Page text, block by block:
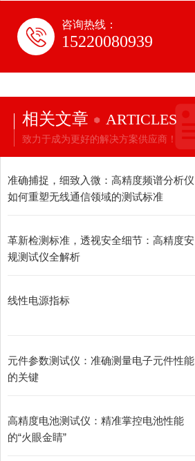
咨询热线：
15220080939
相关文章 ARTICLES
致力于成为更好的解决方案供应商！
准确捕捉，细致入微：高精度频谱分析仪
如何重塑无线通信领域的测试标准
革新检测标准，透视安全细节：高精度安
规测试仪全解析
线性电源指标
元件参数测试仪：准确测量电子元件性能
的关键
高精度电池测试仪：精准掌控电池性能
的“火眼金睛”